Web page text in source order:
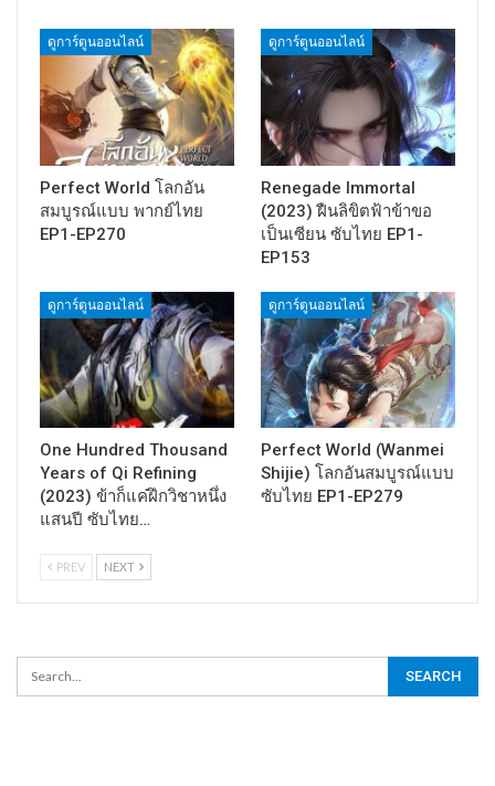
ดูการ์ตูนออนไลน์
Perfect World โลกอัน
สมบูรณ์แบบ พากย์ไทย
EP1-EP270
ดูการ์ตูนออนไลน์
Renegade Immortal
(2023) ฝืนลิขิตฟ้าข้าขอ
เป็นเซียน ซับไทย EP1-
EP153
ดูการ์ตูนออนไลน์
One Hundred Thousand
Years of Qi Refining
(2023) ข้าก็แค่ฝึกวิชาหนึ่ง
แสนปี ซับไทย…
ดูการ์ตูนออนไลน์
Perfect World (Wanmei
Shijie) โลกอันสมบูรณ์แบบ
ซับไทย EP1-EP279
PREV NEXT